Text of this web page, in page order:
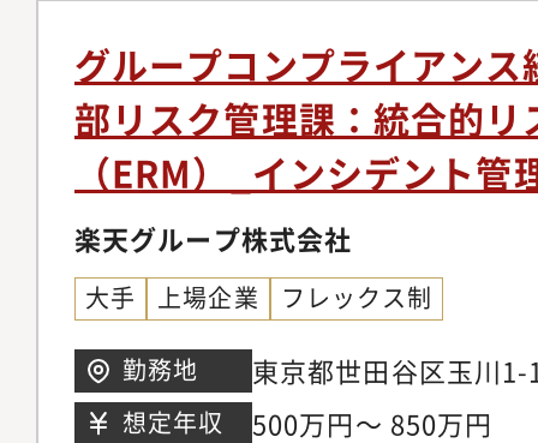
言）・R CREWや代
啓発コンテンツの企
ジェクトの推進＞・
部門と連携したコン
＞・人数（グループ
バー：6名）・年齢層
途割合：中途が中心
ラウンド＞ショップ
業など＜活躍をして
と説明能力：ルール
果を、客観的な根拠
能力
グループコンプライアン
部リスク管理課：統合的リ
（ERM）_インシデント管
楽天グループ株式会社
大手 上場企業 フレックス制
勤務地
東京都世田谷区玉川
ウス
想定年収 500万円～ 850万円